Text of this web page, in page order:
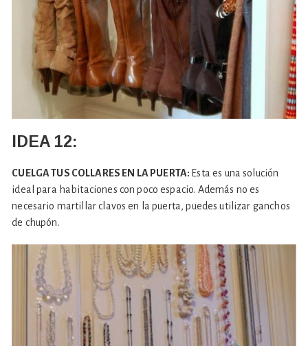
IDEA 12:
CUELGA TUS COLLARES EN LA PUERTA: Esta es una solución
ideal para habitaciones con poco espacio. Además no es
necesario martillar clavos en la puerta, puedes utilizar ganchos
de chupón.